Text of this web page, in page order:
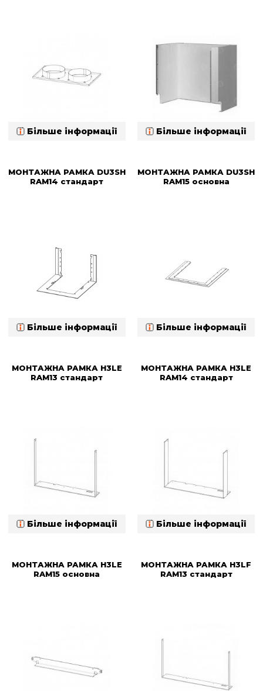
Більше інформації Більше інформації
МОНТАЖНА РАМКА DU3SH
RAM14 стандарт
Більше інформації
МОНТАЖНА РАМКА DU3SH
RAM15 основна
Більше інформації
МОНТАЖНА РАМКА H3LE
RAM13 стандарт
Більше інформації
МОНТАЖНА РАМКА H3LE
RAM14 стандарт
Більше інформації
МОНТАЖНА РАМКА H3LE
RAM15 основна
МОНТАЖНА РАМКА H3LF
RAM13 стандарт